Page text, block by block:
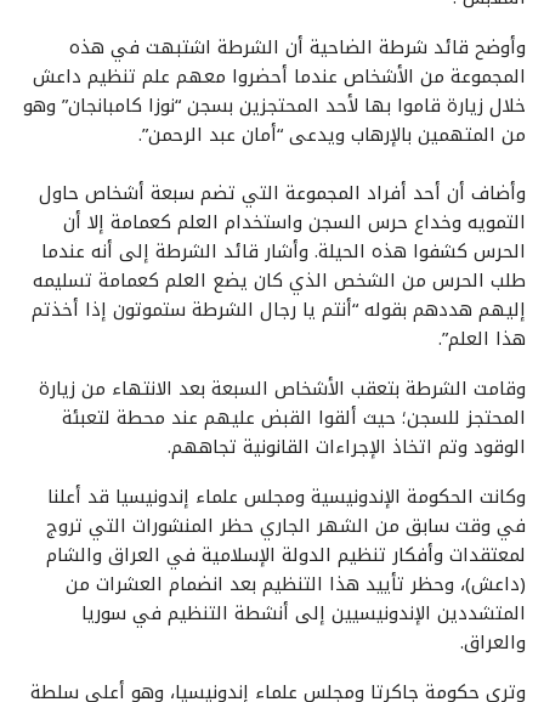
وأوضح قائد شرطة الضاحية أن الشرطة اشتبهت في هذه
المجموعة من الأشخاص عندما أحضروا معهم علم تنظيم داعش
خلال زيارة قاموا بها لأحد المحتجزين بسجن “نوزا كامبانجان” وهو
من المتهمين بالإرهاب ويدعى “أمان عبد الرحمن”.
وأضاف أن أحد أفراد المجموعة التي تضم سبعة أشخاص حاول
التمويه وخداع حرس السجن واستخدام العلم كعمامة إلا أن
الحرس كشفوا هذه الحيلة. وأشار قائد الشرطة إلى أنه عندما
طلب الحرس من الشخص الذي كان يضع العلم كعمامة تسليمه
إليهم هددهم بقوله “أنتم يا رجال الشرطة ستموتون إذا أخذتم
هذا العلم”.
وقامت الشرطة بتعقب الأشخاص السبعة بعد الانتهاء من زيارة
المحتجز للسجن؛ حيث ألقوا القبض عليهم عند محطة لتعبئة
الوقود وتم اتخاذ الإجراءات القانونية تجاههم.
وكانت الحكومة الإندونيسية ومجلس علماء إندونيسيا قد أعلنا
في وقت سابق من الشهر الجاري حظر المنشورات التي تروج
لمعتقدات وأفكار تنظيم الدولة الإسلامية في العراق والشام
(داعش)، وحظر تأييد هذا التنظيم بعد انضمام العشرات من
المتشددين الإندونيسيين إلى أنشطة التنظيم في سوريا
والعراق.
وترى حكومة جاكرتا ومجلس علماء إندونيسيا، وهو أعلى سلطة